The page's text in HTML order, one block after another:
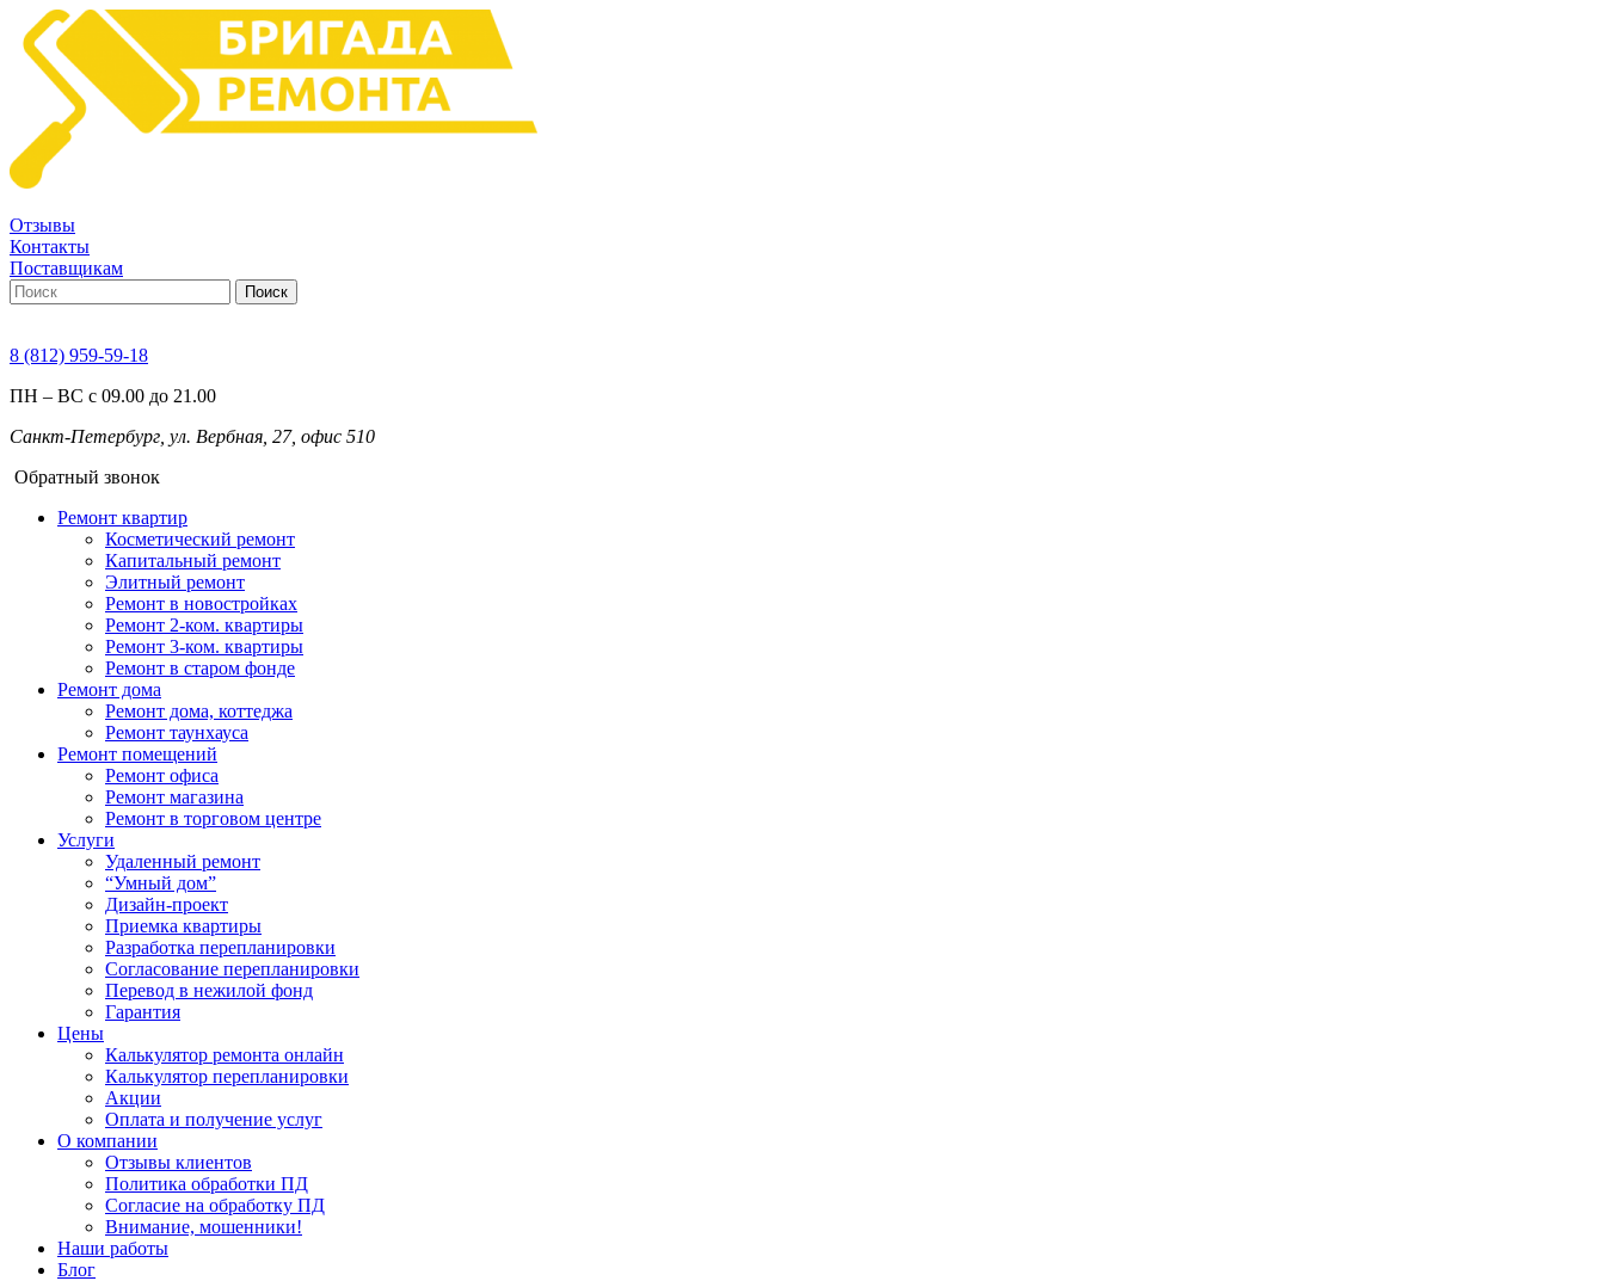
Отзывы
Контакты
Поставщикам
Поиск
8 (812) 959-59-18
ПН – ВС с 09.00 до 21.00
Санкт-Петербург, ул. Вербная, 27, офис 510
Обратный звонок
Ремонт квартир
Косметический ремонт
Капитальный ремонт
Элитный ремонт
Ремонт в новостройках
Ремонт 2-ком. квартиры
Ремонт 3-ком. квартиры
Ремонт в старом фонде
Ремонт дома
Ремонт дома, коттеджа
Ремонт таунхауса
Ремонт помещений
Ремонт офиса
Ремонт магазина
Ремонт в торговом центре
Услуги
Удаленный ремонт
“Умный дом”
Дизайн-проект
Приемка квартиры
Разработка перепланировки
Согласование перепланировки
Перевод в нежилой фонд
Гарантия
Цены
Калькулятор ремонта онлайн
Калькулятор перепланировки
Акции
Оплата и получение услуг
О компании
Отзывы клиентов
Политика обработки ПД
Согласие на обработку ПД
Внимание, мошенники!
Наши работы
Блог